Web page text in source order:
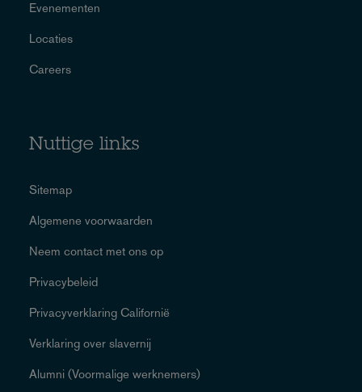
Evenementen
Locaties
Careers
Nuttige links
Sitemap
Algemene voorwaarden
Neem contact met ons op
Privacybeleid
Privacyverklaring Californië
Verklaring over slavernij
Alumni (Voormalige werknemers)